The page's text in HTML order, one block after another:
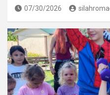
07/30/2026